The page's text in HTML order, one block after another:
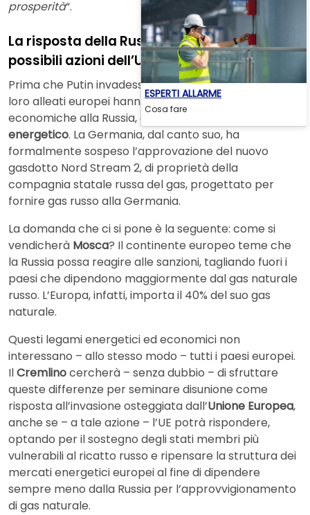
prosperità“.
La risposta della Russia alle sanzioni e le
possibili azioni dell’UE
Prima che Putin invadesse l’Ucraina, gli Stati Uniti e i
loro alleati europei hanno annunciato severe sanzioni
economiche alla Russia, compreso il
energetico. La Germania, dal canto suo, ha
formalmente sospeso l’approvazione del nuovo
gasdotto Nord Stream 2, di proprietà della
compagnia statale russa del gas, progettato per
fornire gas russo alla Germania.
La domanda che ci si pone è la seguente: come si
vendicherà Mosca? Il continente europeo teme che
la Russia possa reagire alle sanzioni, tagliando fuori i
paesi che dipendono maggiormente dal gas naturale
russo. L’Europa, infatti, importa il 40% del suo gas
naturale.
Questi legami energetici ed economici non
interessano – allo stesso modo – tutti i paesi europei.
IlCremlinocercherà – senza dubbio – di sfruttare
queste differenze per seminare disunione come
risposta all’invasione osteggiata dall’Unione Europea,
anche se – a tale azione – l’UE potrà rispondere,
optando per il sostegno degli stati membri più
vulnerabili al ricatto russo e ripensare la struttura dei
mercati energetici europei al fine di dipendere
sempre meno dalla Russia per l’approvvigionamento
di gas naturale.
ESPERTI ALLARME
Cosa fare